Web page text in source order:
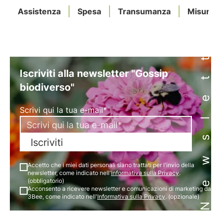
Assistenza Spesa Transumanza Misure
Newsletter
Iscriviti alla newsletter "Gossip
biodiverso"
Scrivi qui la tua e-mail*
Iscriviti
Accetto che i miei dati personali siano trattati per l'invio della
newsletter, come indicato nell'Informativa sulla Privacy.
(obbligatorio)
Acconsento a ricevere newsletter e comunicazioni di marketing da
3Bee, come indicato nell'Informativa sulla Privacy. (opzionale)